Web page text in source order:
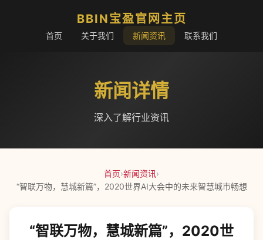
BBIN宝盈官网主页
首页 关于我们 新闻资讯 联系我们
新闻详情
深入了解行业资讯
首页›新闻资讯›
“智联万物，慧城新篇”，2020世界AI大会中的未来智慧城市畅想
“智联万物，慧城新篇”，2020世